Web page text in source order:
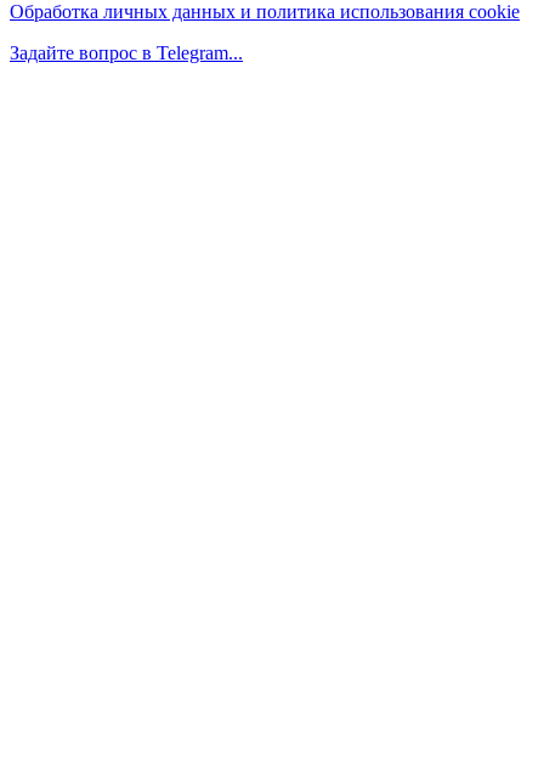
Обработка личных данных и политика использования cookie
Задайте вопрос в Telegram...